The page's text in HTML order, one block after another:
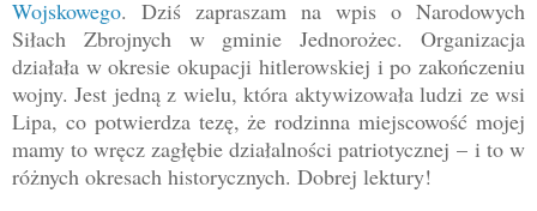
Wojskowego. Dziś zapraszam na wpis o Narodowych
Siłach Zbrojnych w gminie Jednorożec. Organizacja
działała w okresie okupacji hitlerowskiej i po zakończeniu
wojny. Jest jedną z wielu, która aktywizowała ludzi ze wsi
Lipa, co potwierdza tezę, że rodzinna miejscowość mojej
mamy to wręcz zagłębie działalności patriotycznej – i to w
różnych okresach historycznych. Dobrej lektury!